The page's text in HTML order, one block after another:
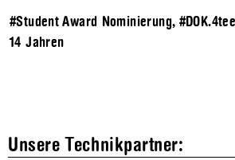
#Student Award Nominierung,
14 Jahren
Unsere Technikpartner: